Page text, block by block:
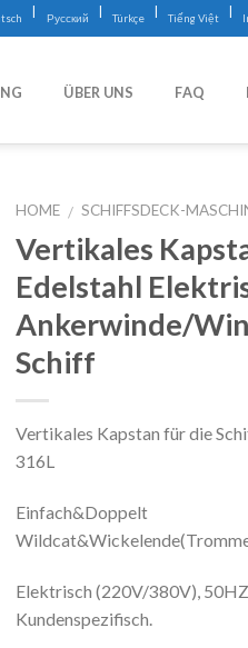
| Русский | Türkçe | Tiếng Việt |
ÜBER UNS FAQ
HOME / SCHIFFSDECK-
Vertikales
Edelstahl
Ankerwinde/
Schiff
Vertikales Kapstan für die
316L
Einfach&Doppelt
Elektrisch (220V/380V),
Kundenspezifisch.